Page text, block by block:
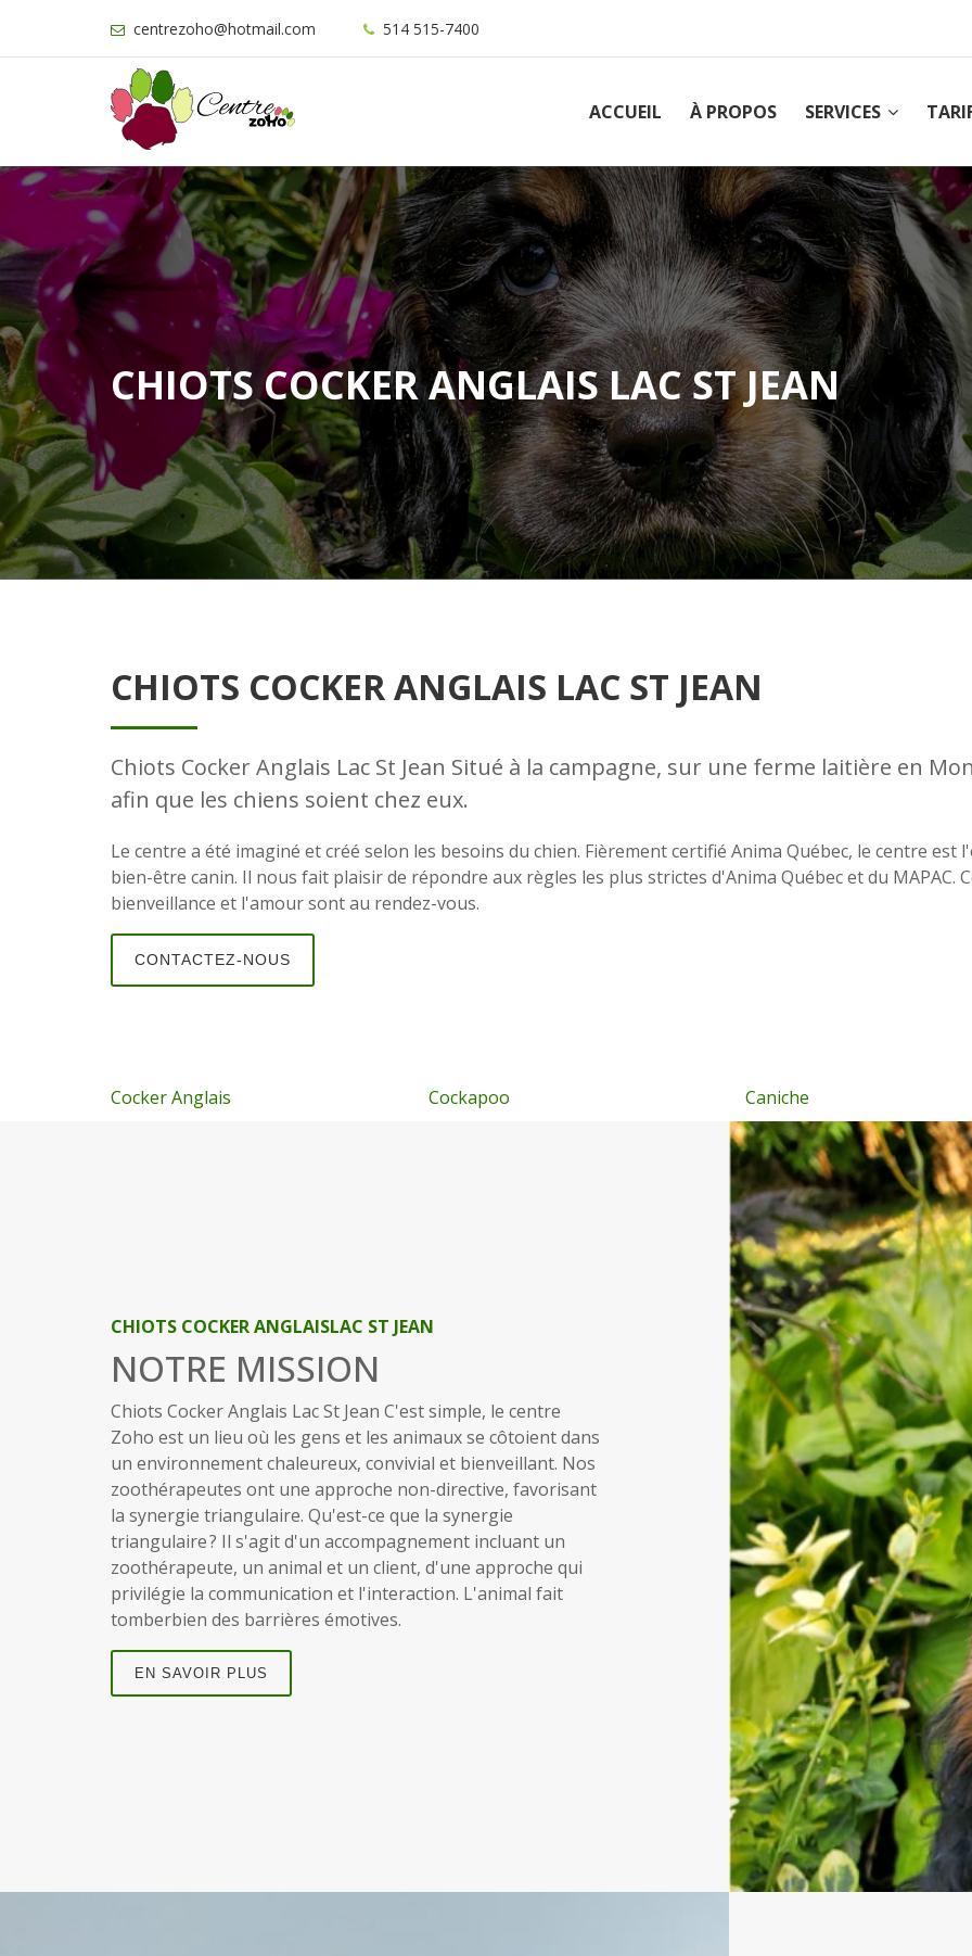
centrezoho@hotmail.com 514 515-7400
ACCUEIL À PROPOS SERVICES
CHIOTS COCKER ANGLAIS LAC ST JEAN
CHIOTS COCKER ANGLAIS LAC ST JEAN
Chiots Cocker Anglais Lac St Jean Situé à la campagne, sur une ferme laitière en
afin que les chiens soient chez eux.
Le centre a été imaginé et créé selon les besoins du chien. Fièrement certifié Anima Québec, le centre
bien-être canin. Il nous fait plaisir de répondre aux règles les plus strictes d'Anima Québec et du MAPAC.
bienveillance et l'amour sont au rendez-vous.
CONTACTEZ-NOUS
Cockapoo Caniche Caniche Moyen
CHIOTS COCKER ANGLAISLAC ST JEAN
NOTRE MISSION
Chiots Cocker Anglais Lac St Jean C'est simple, le centre
Zoho est un lieu où les gens et les animaux se côtoient dans
un environnement chaleureux, convivial et bienveillant. Nos
zoothérapeutes ont une approche non-directive, favorisant
la synergie triangulaire. Qu'est-ce que la synergie
triangulaire ? Il s'agit d'un accompagnement incluant un
zoothérapeute, un animal et un client, d'une approche qui
privilégie la communication et l'interaction. L'animal fait
tomberbien des barrières émotives.
EN SAVOIR PLUS